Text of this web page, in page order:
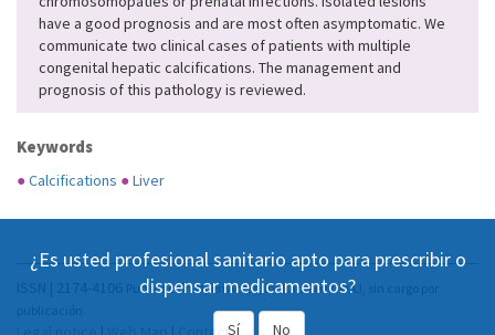
have a good prognosis and are most often asymptomatic. We
communicate two clinical cases of patients with multiple
congenital hepatic calcifications. The management and
prognosis of this pathology is reviewed.
Keywords
●Calcifications ●Liver
¿Es usted profesional sanitario apto para prescribir o
dispensar medicamentos?
Sí No
Publicación Open Acess, incluida en DOAJ, sin cargo por